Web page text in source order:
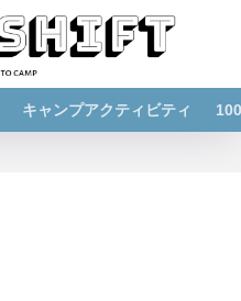
キャンプアクティビティ